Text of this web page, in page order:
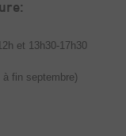
et 13h30-17h30
à fin septembre)